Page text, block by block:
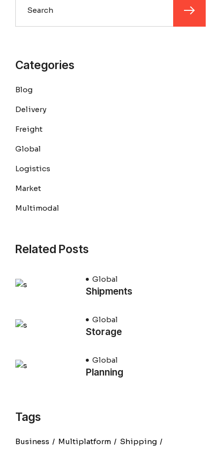
Categories
Blog
Delivery
Freight
Global
Logistics
Market
Multimodal
Related Posts
Global
Shipments
Global
Storage
Global
Planning
Tags
Business Multiplatform
Shipping